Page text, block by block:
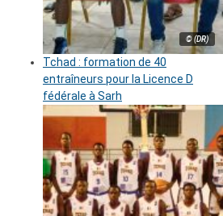
© (DR)
Tchad : formation de 40
entraîneurs pour la Licence D
fédérale à Sarh